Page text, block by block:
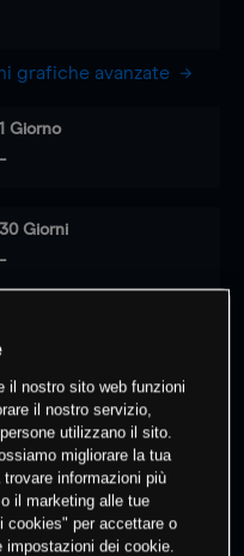
grafiche avanzate
1 Giorno
-
30 Giorni
-
il nostro sito web funzioni
il nostro servizio,
utilizzano il sito.
migliorare la tua
informazioni più
il marketing alle tue
cookies" per accettare o
dei cookie.